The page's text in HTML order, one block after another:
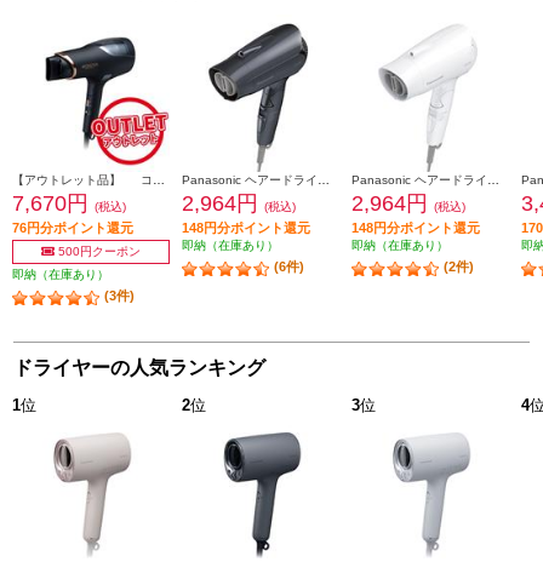
7,670円 (税込)
76円分ポイント還元
500円クーポン
即納（在庫あり）
(3件)
2,964円 (税込)
148円分ポイント還元
即納（在庫あり）
(6件)
2,964円 (税込)
148円分ポイント還元
即納（在庫あり）
(2件)
即
ドライヤーの人気ランキング
1位 2位 3位 4